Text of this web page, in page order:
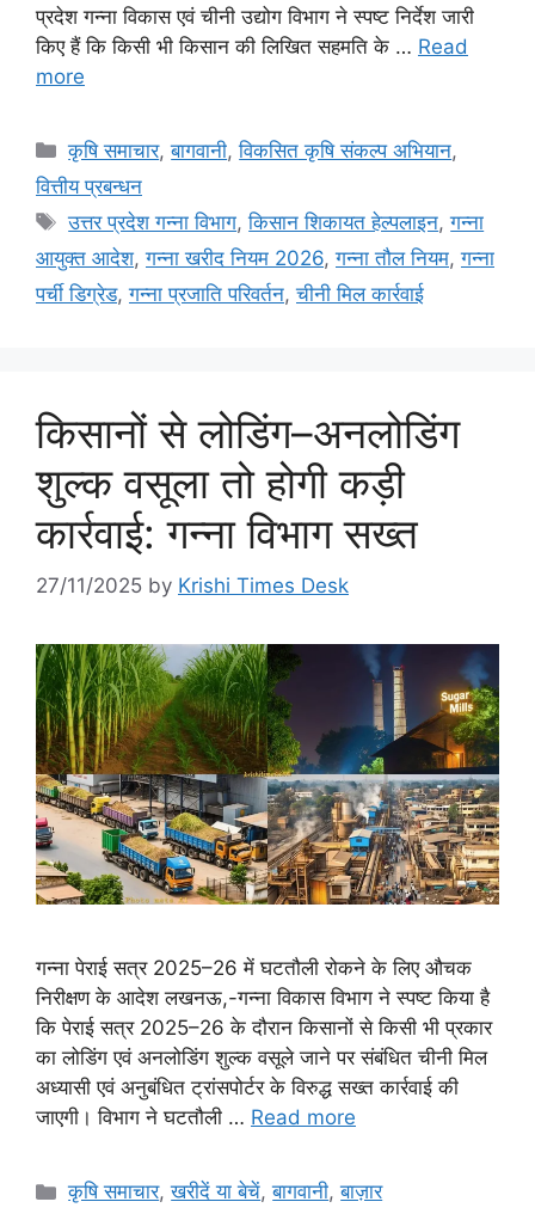
प्रदेश गन्ना विकास एवं चीनी उद्योग विभाग ने स्पष्ट निर्देश जारी
किए हैं कि किसी भी किसान की लिखित सहमति के … Read
more
कृषि समाचार,बागवानी,विकसित कृषि संकल्प अभियान,
वित्तीय प्रबन्धन
उत्तर प्रदेश गन्ना विभाग,किसान शिकायत हेल्पलाइन,गन्ना
आयुक्त आदेश,गन्ना खरीद नियम 2026,गन्ना तौल नियम,गन्ना
पर्ची डिग्रेड,गन्ना प्रजाति परिवर्तन,चीनी मिल कार्रवाई
किसानों से लोडिंग–अनलोडिंग
शुल्क वसूला तो होगी कड़ी
कार्रवाई: गन्ना विभाग सख्त
27/11/2025 by Krishi Times Desk
गन्ना पेराई सत्र 2025–26 में घटतौली रोकने के लिए औचक
निरीक्षण के आदेश लखनऊ,-गन्ना विकास विभाग ने स्पष्ट किया है
कि पेराई सत्र 2025–26 के दौरान किसानों से किसी भी प्रकार
का लोडिंग एवं अनलोडिंग शुल्क वसूले जाने पर संबंधित चीनी मिल
अध्यासी एवं अनुबंधित ट्रांसपोर्टर के विरुद्ध सख्त कार्रवाई की
जाएगी। विभाग ने घटतौली … Read more
कृषि समाचार,खरीदें या बेचें,बागवानी,बाज़ार